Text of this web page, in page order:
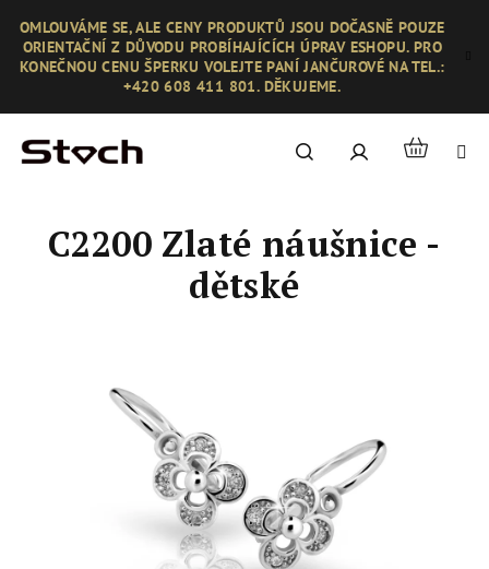
obsah
OMLOUVÁME SE, ALE CENY PRODUKTŮ JSOU DOČASNĚ POUZE
ORIENTAČNÍ Z DŮVODU PROBÍHAJÍCÍCH ÚPRAV ESHOPU. PRO
KONEČNOU CENU ŠPERKU VOLEJTE PANÍ JANČUROVÉ NA TEL.:
+420 608 411 801. DĚKUJEME.
Hledat PřihlášeníNákupní
C2200 Zlaté náušnice -
dětské